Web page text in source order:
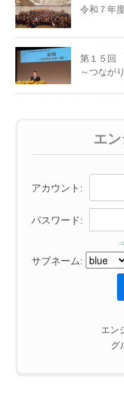
令和７年
第１５回
～つなが
エ
アカウント:
パスワード:
⇒
サブネーム:
エン
グ